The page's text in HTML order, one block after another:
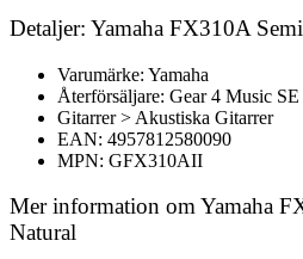
Detaljer: Yamaha FX310A
Varumärke: Yamaha
Återförsäljare: Gear 4 Music SE
Gitarrer > Akustiska Gitarrer
EAN: 4957812580090
MPN: GFX310AII
Mer information om Yamaha
Natural